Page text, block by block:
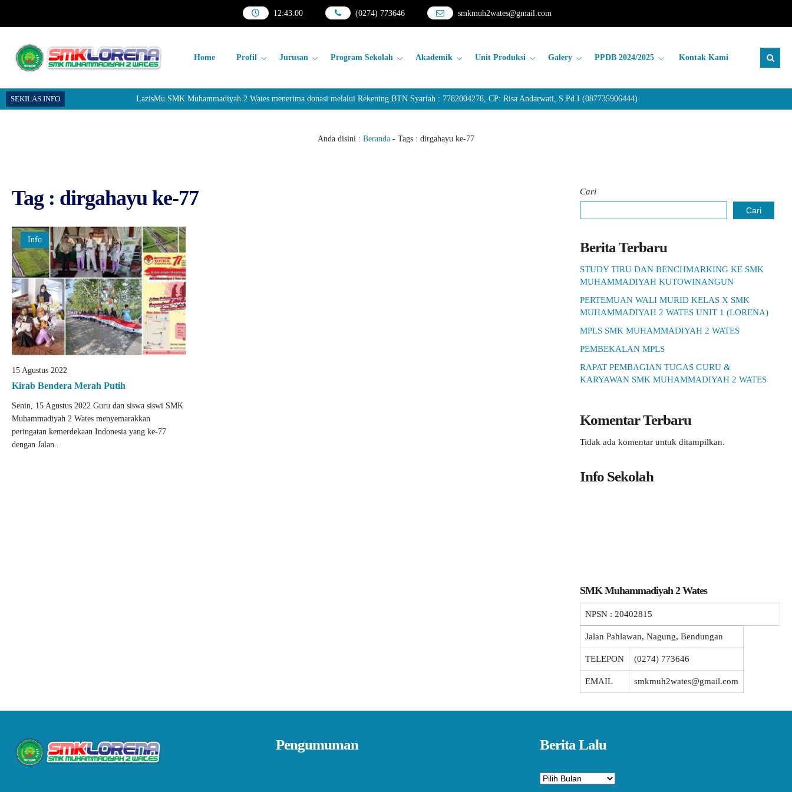
12:43:00 (0274) 773646 smkmuh2wates@gmail.com
Home Profil Jurusan Program Sekolah Akademik Unit Produksi Galery PPDB 2024/2025 Kontak Kami
SEKILAS INFO LazisMu SMK Muhammadiyah 2 Wates menerima donasi melalui Rekening BTN Syariah : 7782004278, CP: Risa Andarwati, S.Pd.I (087735906444)
Anda disini : Beranda - Tags : dirgahayu ke-77
Tag : dirgahayu ke-77
Info
15 Agustus 2022
Kirab Bendera Merah Putih
Senin, 15 Agustus 2022 Guru dan siswa siswi SMK
Muhammadiyah 2 Wates menyemarakkan
peringatan kemerdekaan Indonesia yang ke-77
dengan Jalan..
Cari
Cari
Berita Terbaru
STUDY TIRU DAN BENCHMARKING KE SMK
MUHAMMADIYAH KUTOWINANGUN
PERTEMUAN WALI MURID KELAS X SMK
MUHAMMADIYAH 2 WATES UNIT 1 (LORENA)
MPLS SMK MUHAMMADIYAH 2 WATES
PEMBEKALAN MPLS
RAPAT PEMBAGIAN TUGAS GURU &
KARYAWAN SMK MUHAMMADIYAH 2 WATES
Komentar Terbaru
Tidak ada komentar untuk ditampilkan.
Info Sekolah
SMK Muhammadiyah 2 Wates
NPSN : 20402815
Jalan Pahlawan, Nagung, Bendungan
TELEPON (0274) 773646
EMAIL smkmuh2wates@gmail.com
Pengumuman Berita Lalu
Arsip